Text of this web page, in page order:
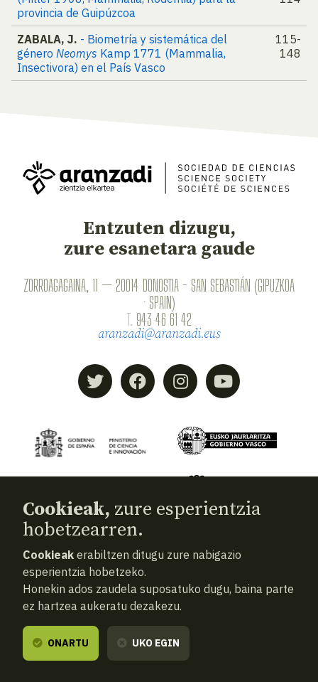
provincia de Guipúzcoa
ZABALA, J. - Biometría y sistemática del
género Neomys Kamp 1771 (Mammalia,
Insectivora) en el País Vasco
115-
148
Entzuten dizugu,
zure esanetara gaude
ZORROAGAGAINA, 11 — 20014 DONOSTIA - SAN SEBASTIÁN (GIPUZKOA
· SPAIN)
T. 943 46 61 42
aranzadi@aranzadi.eus
© 2026Aranzadi — Zientzia elkartea
Terminoak eta baldintzak
Pribatutasun politika
Cookieak, zure esperientzia
hobetzearren.
Cookieak erabiltzen ditugu zure nabigazio
esperientzia hobetzeko.
Honekin ados zaudela suposatuko dugu, baina parte
ez hartzea aukeratu dezakezu.
ONARTU UKO EGIN